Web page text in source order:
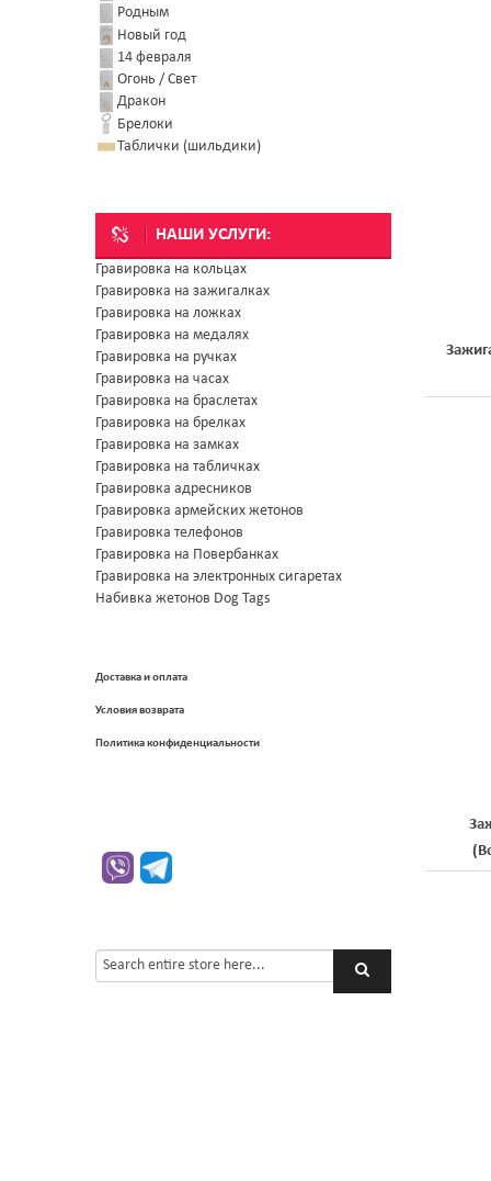
Родным
Новый год
14 февраля
Огонь / Свет
Дракон
Брелоки
Таблички (шильдики)
НАШИ УСЛУГИ:
Гравировка на кольцах
Гравировка на зажигалках
Гравировка на ложках
Гравировка на медалях
Гравировка на ручках
Гравировка на часах
Гравировка на браслетах
Гравировка на брелках
Гравировка на замках
Гравировка на табличках
Гравировка адресников
Гравировка армейских жетонов
Гравировка телефонов
Гравировка на Повербанках
Гравировка на электронных сигаретах
Набивка жетонов Dog Tags
Доставка и оплата
Условия возврата
Политика конфиденциальности